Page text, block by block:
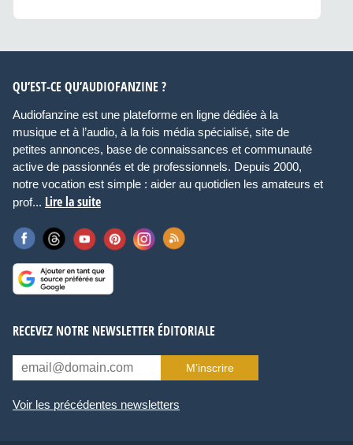
QU’EST-CE QU’AUDIOFANZINE ?
Audiofanzine est une plateforme en ligne dédiée à la
musique et à l’audio, à la fois média spécialisé, site de
petites annonces, base de connaissances et communauté
active de passionnés et de professionnels. Depuis 2000,
notre vocation est simple : aider au quotidien les amateurs et
prof... Lire la suite
RECEVEZ NOTRE NEWSLETTER ÉDITORIALE
M’inscrire
Voir les précédentes newsletters